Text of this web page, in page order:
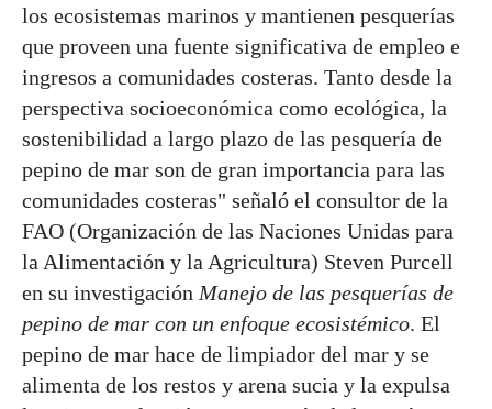
los ecosistemas marinos y mantienen pesquerías
que proveen una fuente significativa de empleo e
ingresos a comunidades costeras. Tanto desde la
perspectiva socioeconómica como ecológica, la
sostenibilidad a largo plazo de las pesquería de
pepino de mar son de gran importancia para las
comunidades costeras" señaló el consultor de la
FAO (Organización de las Naciones Unidas para
la Alimentación y la Agricultura) Steven Purcell
en su investigación Manejo de las pesquerías de
pepino de mar con un enfoque ecosistémico. El
pepino de mar hace de limpiador del mar y se
alimenta de los restos y arena sucia y la expulsa